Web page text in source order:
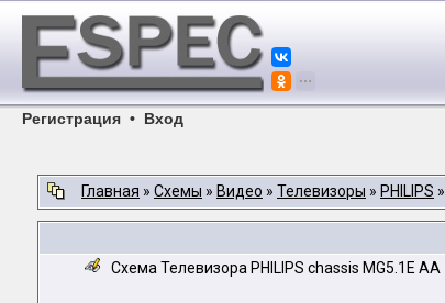
Регистрация • Вход
Главная » Схемы » Видео » Телевизоры » PHILIPS »
Схема Телевизора PHILIPS chassis MG5.1E AA